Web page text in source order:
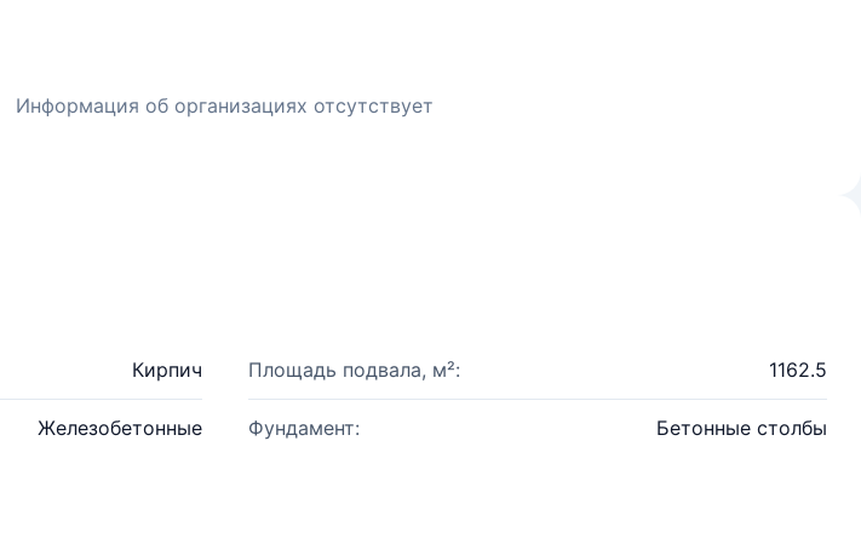
Информация об организациях отсутствует
Кирпич Площадь подвала, м²: 1162.5
Железобетонные Фундамент: Бетонные столбы